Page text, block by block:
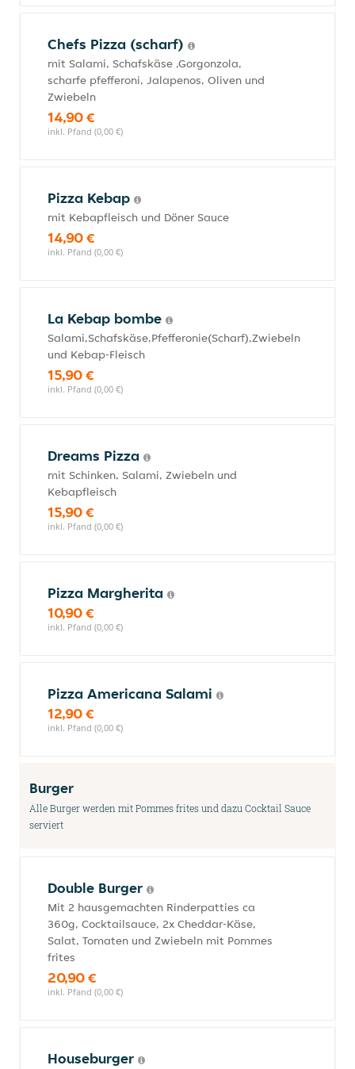
Chefs Pizza (scharf)
mit Salami, Schafskäse ,Gorgonzola,
scharfe pfefferoni, Jalapenos, Oliven und
Zwiebeln
14,90 €
inkl. Pfand (0,00 €)
Pizza Kebap
mit Kebapfleisch und Döner Sauce
14,90 €
inkl. Pfand (0,00 €)
La Kebap bombe
Salami,Schafskäse,Pfefferonie(Scharf),Zwiebeln
und Kebap-Fleisch
15,90 €
inkl. Pfand (0,00 €)
Dreams Pizza
mit Schinken, Salami, Zwiebeln und
Kebapfleisch
15,90 €
inkl. Pfand (0,00 €)
Pizza Margherita
10,90 €
inkl. Pfand (0,00 €)
Pizza Americana Salami
12,90 €
inkl. Pfand (0,00 €)
Burger
Alle Burger werden mit Pommes frites und dazu Cocktail Sauce
serviert
Double Burger
Mit 2 hausgemachten Rinderpatties ca
360g, Cocktailsauce, 2x Cheddar-Käse,
Salat, Tomaten und Zwiebeln mit Pommes
frites
20,90 €
inkl. Pfand (0,00 €)
Houseburger